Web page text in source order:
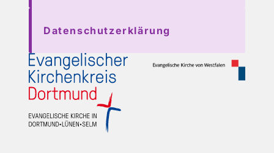
Datenschutzerklärung